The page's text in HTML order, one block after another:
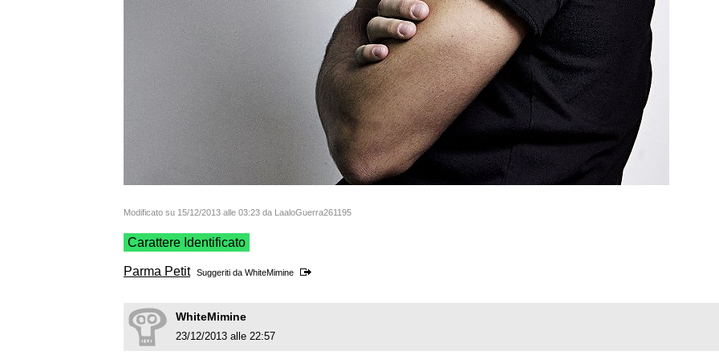
Modificato su 15/12/2013 alle 03:23 da LaaloGuerra261195
Carattere Identificato
Parma Petit Suggeriti da WhiteMimine
WhiteMimine
23/12/2013 alle 22:57